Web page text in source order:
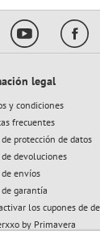
legal
y condiciones
frecuentes
protección de datos
devoluciones
envíos
garantía
los cupones de
by Primavera